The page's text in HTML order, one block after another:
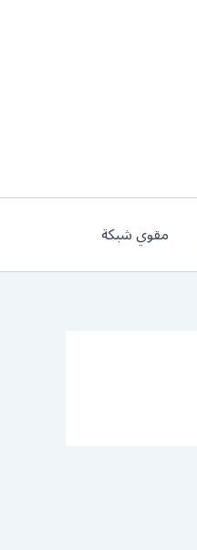
مقوي شبكة